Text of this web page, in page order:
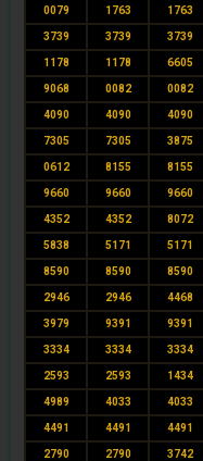
0079 1763 1763
3739 3739 3739
1178 1178 6605
9068 0082 0082
4090 4090 4090
7305 7305 3875
0612 8155 8155
9660 9660 9660
4352 4352 8072
5838 5171 5171
8590 8590 8590
2946 2946 4468
3979 9391 9391
3334 3334 3334
2593 2593 1434
4989 4033 4033
4491 4491 4491
2790 2790 3742